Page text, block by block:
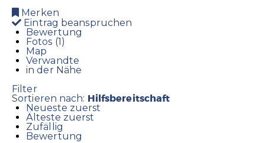
Merken
Eintrag beanspruchen
Bewertung
Fotos (1)
Map
Verwandte
in der Nähe
Filter
Sortieren nach: Hilfsbereitschaft
Neueste zuerst
Älteste zuerst
Zufällig
Bewertung